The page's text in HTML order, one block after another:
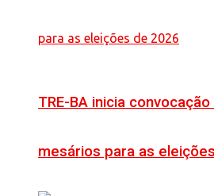
TRE-BA inicia
mesários para as